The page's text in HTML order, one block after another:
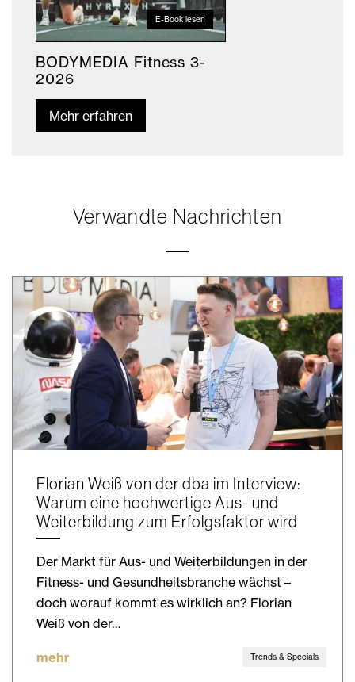
E-Book lesen
BODYMEDIA Fitness 3-
2026
Mehr erfahren
Verwandte Nachrichten
Florian Weiß von der dba im Interview:
Warum eine hochwertige Aus- und
Weiterbildung zum Erfolgsfaktor wird
Der Markt für Aus- und Weiterbildungen in der
Fitness- und Gesundheitsbranche wächst –
doch worauf kommt es wirklich an? Florian
Weiß von der…
mehr Trends & Specials